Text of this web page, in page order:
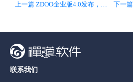
上一篇 ZDOO企业版4.0发布，兼容基础版6.0，提供全新的界面、交互体验和更加完善的工作流引擎
联系我们